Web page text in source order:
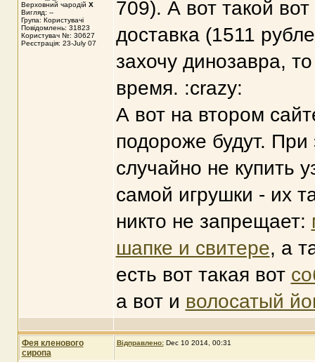
Верховний чародій X
Вигляд: --
Група: Користувачі
Повідомлень: 31823
Користувач №: 30627
Реєстрація: 23-July 07
709). А вот такой вот
доставка (1511
захочу динозавра,
время. :crazy:
А вот на втором
подороже будут.
случайно не купить
самой игрушки - их
никто не запрещает:
шапке и свитере, а
есть вот такая вот
а вот и волосатый
Фея кленового
сиропа
Відправлено: Dec 10 2014, 00:31